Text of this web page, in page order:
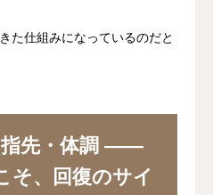
た仕組みになっているのだと
指先・体調 ——
そ、回復のサイ